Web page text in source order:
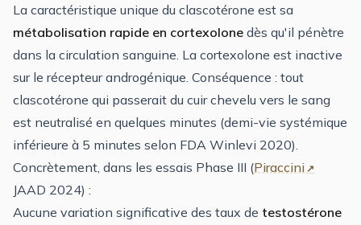
La caractéristique unique du clascotérone est sa
métabolisation rapide en cortexolone dès qu'il pénètre
dans la circulation sanguine. La cortexolone est inactive
sur le récepteur androgénique. Conséquence : tout
clascotérone qui passerait du cuir chevelu vers le sang
est neutralisé en quelques minutes (demi-vie systémique
inférieure à 5 minutes selon FDA Winlevi 2020).
Concrètement, dans les essais Phase III (Piraccini
JAAD 2024) :
Aucune variation significative des taux de testostérone